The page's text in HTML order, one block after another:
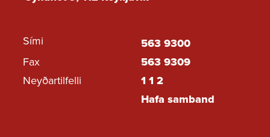
Tilboð - ársfj 4. 2022
Sími
563 9300
Fax
563 9309
Neyðartilfelli
1 1 2
Hafa samband